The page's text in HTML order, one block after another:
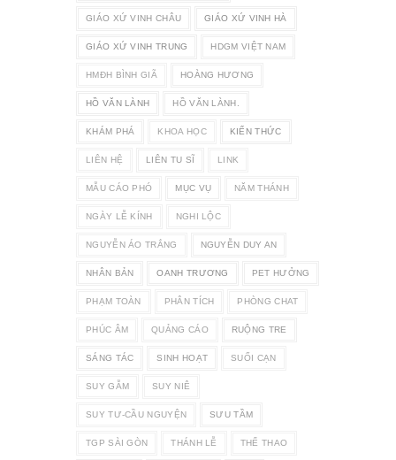
GIÁO XỨ VINH CHÂU GIÁO XỨ VINH HÀ
GIÁO XỨ VINH TRUNG HDGM VIỆT NAM
HMĐH BÌNH GIÃ HOÀNG HƯƠNG
HỒ VĂN LÀNH HỒ VĂN LÀNH.
KHÁM PHÁ KHOA HỌC KIẾN THỨC
LIÊN HỆ LIÊN TU SĨ LINK
MẪU CÁO PHÓ MỤC VỤ NĂM THÁNH
NGÀY LỄ KÍNH NGHI LỘC
NGUYỄN ÁO TRẮNG NGUYỄN DUY AN
NHÂN BẢN OANH TRƯƠNG PET HƯỞNG
PHẠM TOÀN PHÂN TÍCH PHÒNG CHAT
PHÚC ÂM QUẢNG CÁO RUỘNG TRE
SÁNG TÁC SINH HOẠT SUỐI CẠN
SUY GẪM SUY NIÊ
SUY TƯ-CẦU NGUYỆN SƯU TẦM
TGP SÀI GÒN THÁNH LỄ THỂ THAO